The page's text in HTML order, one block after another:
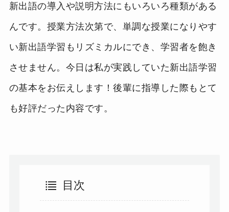
新出語の導入や説明方法にもいろいろ種類がある
んです。授業方法次第で、単調な授業になりやす
い新出語学習もリズミカルにでき、学習者を飽き
させません。今日は私が実践していた新出語学習
の基本をお伝えします！後輩に指導した際もとて
も好評だった内容です。
目次